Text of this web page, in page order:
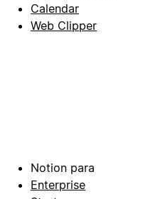
Calendar
Web Clipper
Notion para
Enterprise